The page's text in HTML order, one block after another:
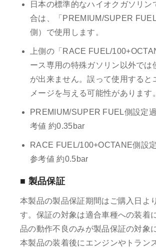
日本の標準的なハイオクガソリン
合は、「PREMIUM/SUPER
側）で使用します。
上側の「RACE FUEL/
ース専用の特殊ガソリン以外では
が出来ません。誤って使用すると
メージを与える可能性があります。
PREMIUM/SUPER FUEL側設定
考値 約0.35bar
RACE FUEL/100+OCTANE側設
参考値 約0.5bar
■ 製品保証
本製品の製品保証期間はご購入日よ
す。保証の対象は適合車種への装着
品の動作不良のみが製品保証の対象
本製品の装着後にエンジンやトラン